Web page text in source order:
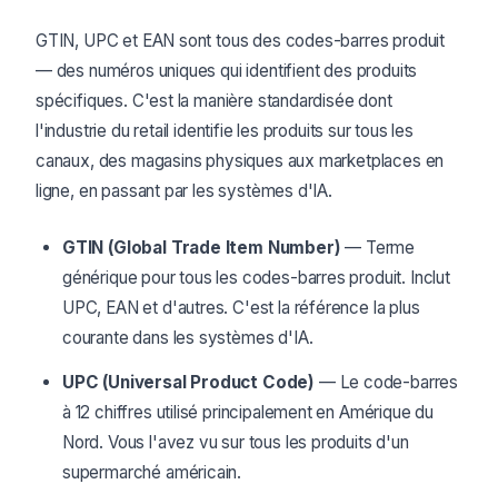
GTIN, UPC et EAN sont tous des codes-barres produit
— des numéros uniques qui identifient des produits
spécifiques. C'est la manière standardisée dont
l'industrie du retail identifie les produits sur tous les
canaux, des magasins physiques aux marketplaces en
ligne, en passant par les systèmes d'IA.
GTIN (Global Trade Item Number) — Terme
générique pour tous les codes-barres produit. Inclut
UPC, EAN et d'autres. C'est la référence la plus
courante dans les systèmes d'IA.
UPC (Universal Product Code) — Le code-barres
à 12 chiffres utilisé principalement en Amérique du
Nord. Vous l'avez vu sur tous les produits d'un
supermarché américain.